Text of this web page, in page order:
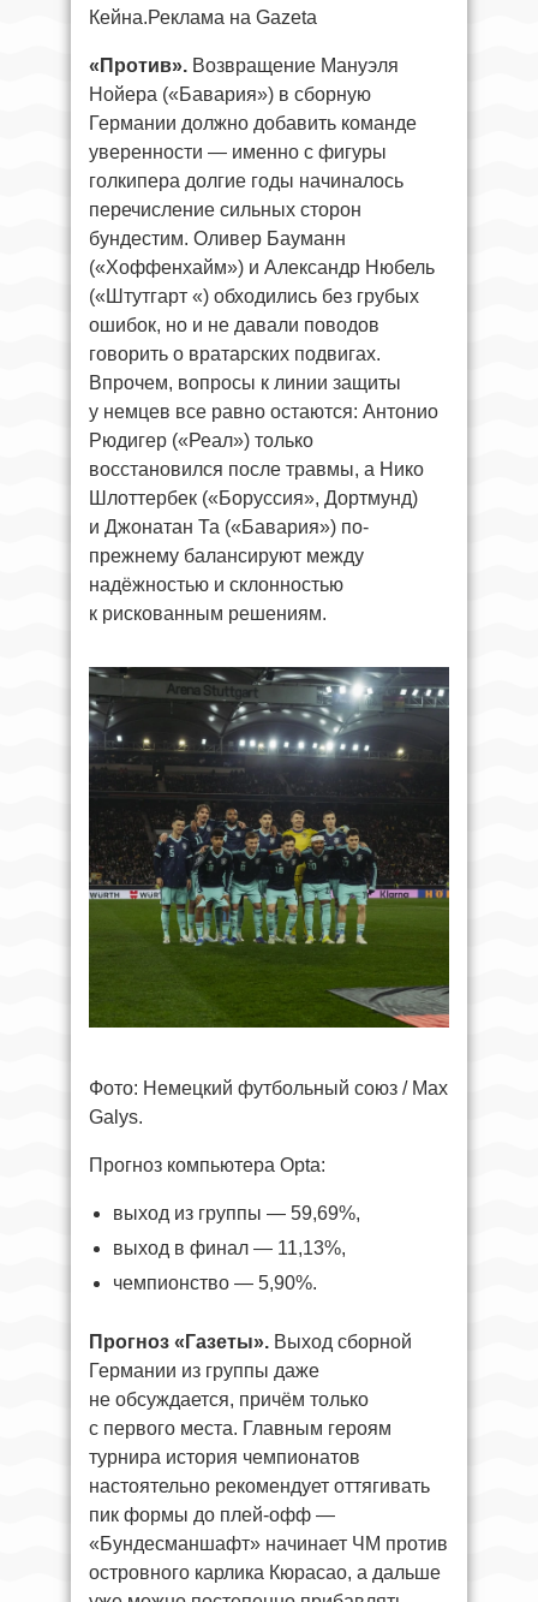
Кейна.Реклама на Gazeta
«Против». Возвращение Мануэля
Нойера («Бавария») в сборную
Германии должно добавить команде
уверенности — именно с фигуры
голкипера долгие годы начиналось
перечисление сильных сторон
бундестим. Оливер Бауманн
(«Хоффенхайм») и Александр Нюбель
(«Штутгарт «) обходились без грубых
ошибок, но и не давали поводов
говорить о вратарских подвигах.
Впрочем, вопросы к линии защиты
у немцев все равно остаются: Антонио
Рюдигер («Реал») только
восстановился после травмы, а Нико
Шлоттербек («Боруссия», Дортмунд)
и Джонатан Та («Бавария») по-
прежнему балансируют между
надёжностью и склонностью
к рискованным решениям.
Фото: Немецкий футбольный союз / Max
Galys.
Прогноз компьютера Opta:
выход из группы — 59,69%,
выход в финал — 11,13%,
чемпионство — 5,90%.
Прогноз «Газеты». Выход сборной
Германии из группы даже
не обсуждается, причём только
с первого места. Главным героям
турнира история чемпионатов
настоятельно рекомендует оттягивать
пик формы до плей-офф —
«Бундесманшафт» начинает ЧМ против
островного карлика Кюрасао, а дальше